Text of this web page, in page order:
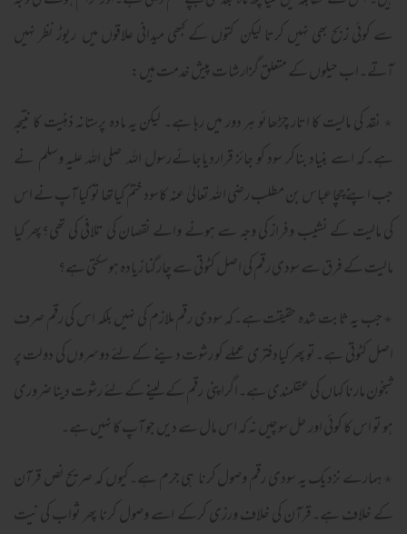
سے کوئی زبح بھی نہیں کرتا لیکن کتوں کے کبھی میدانی علاقوں میں ریوڑ نظر نہیں
آتے۔اب حیلوں کے متعلق گزارشات پیش خدمت ہیں:
٭ نقد کی مالیت کا اتار چڑھائو ہر دور میں رہا ہے۔ لیکن یہ مادہ پرستانہ ذہنیت کا نتیجہ
ہے۔کہ اسے بنیاد بناکر سود کو جائز قراردیاجائےرسول اللہ صلی اللہ علیہ وسلم نے
جب اپنے چچا عباس بن مطلب رضی ا للہ تعالیٰ عنہ کاسود ختم کیاتھا تو کیا آپ نے اس
کی مالیت کے نشیب وفراز کی وجہ سے ہونے والے نقصان کی تلافی کی تھی؟پھر کیا
مالیت کے فرق سے سودی رقم کی اصل کٹوتی سے چارگنا زیادہ ہوسکتی ہے؟
٭جب یہ ثابت شدہ حقیقت ہے۔کہ سودی رقم ملازم کی نہیں بلکہ اس کی رقم صرف
اصل کٹوتی ہے۔تو پھر کیادفتری عملے کو رشوت دینے کےلئے دوسروں کی دولت پر
شبخون مارنا کہاں کی عقلمندی ہے۔اگراپنی رقم کے لینے کےلئے رشوت دینا ضروری
ہو تو اس کا کوئی اور حل سوچیں نہ کہ اس مال سے دیں جو آپ کا نہیں ہے۔
٭ہمارے نزدیک یہ سودی رقم وصول کرنا ہی جرم ہے۔کیوں کہ صریح نص قرآن
کے خلاف ہے۔قرآن کی خلاف ورزی کرکے اسے وصول کرنا پھر ثواب کی نیت